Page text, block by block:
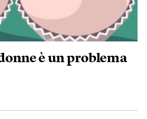
è un problema